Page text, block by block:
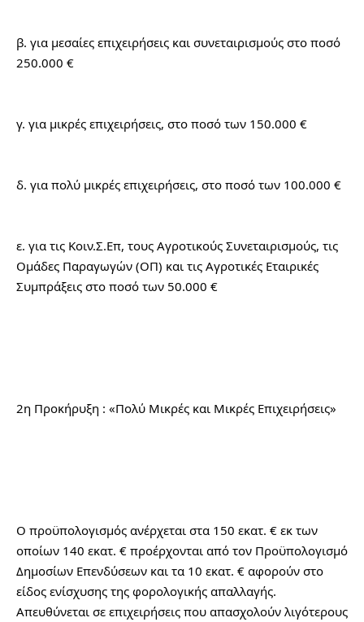
β. για μεσαίες επιχειρήσεις και συνεταιρισμούς στο ποσό
250.000 €
γ. για μικρές επιχειρήσεις, στο ποσό των 150.000 €
δ. για πολύ μικρές επιχειρήσεις, στο ποσό των 100.000 €
ε. για τις Κοιν.Σ.Επ, τους Αγροτικούς Συνεταιρισμούς, τις
Ομάδες Παραγωγών (ΟΠ) και τις Αγροτικές Εταιρικές
Συμπράξεις στο ποσό των 50.000 €
2η Προκήρυξη : «Πολύ Μικρές και Μικρές Επιχειρήσεις»
Ο προϋπολογισμός ανέρχεται στα 150 εκατ. € εκ των
οποίων 140 εκατ. € προέρχονται από τον Προϋπολογισμό
Δημοσίων Επενδύσεων και τα 10 εκατ. € αφορούν στο
είδος ενίσχυσης της φορολογικής απαλλαγής.
Απευθύνεται σε επιχειρήσεις που απασχολούν λιγότερους